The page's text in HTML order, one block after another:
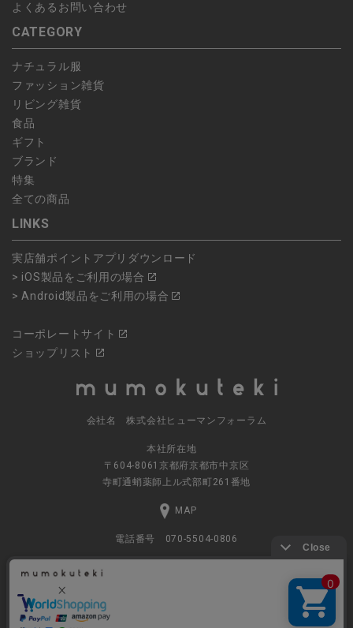
よくあるお問い合わせ
CATEGORY
ナチュラル服
ファッション雑貨
リビング雑貨
食品
ギフト
ブランド
特集
全ての商品
LINKS
実店舗ポイントアプリダウンロード
> iOS製品をご利用の場合
> Android製品をご利用の場合
コーポレートサイト
ショップリスト
会社名 株式会社ヒューマンフォーラム
本社所在地
〒604-8061京都府京都市中京区
寺町通蛸薬師上ル式部町261番地
MAP
電話番号 070-5504-0806
営業時間 11:00～17:30（土日休業）